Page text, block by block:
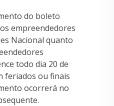
do boleto
empreendedores
Nacional quanto
todo dia 20 de
feriados ou finais
ocorrerá no